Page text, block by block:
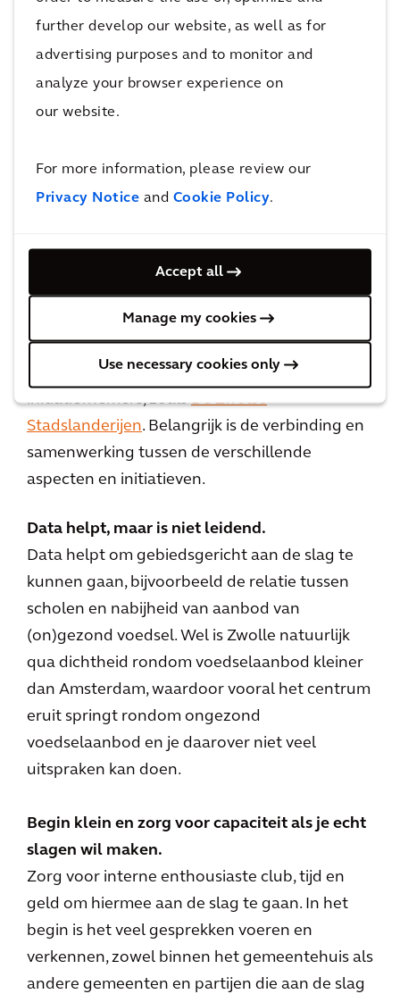
further develop our website, as well as for
advertising purposes and to monitor and
analyze your browser experience on
our website.
For more information, please review our
Privacy Notice and Cookie Policy.
Accept all
Manage my cookies
Use necessary cookies only
educatie tot het maken van gezonde keuzes.
Allemaal onderdelen die kunnen bijdragen aan
het creëren van een gezonde
voedselomgeving. Belangrijk is om het
beeld te brengen. In Zwolle zouden goede
eerste stappen bijvoorbeeld meer
Daarbij gebeurt er ook al veel, zoals het
opnemen van gezondheid als thema in de
omgevingsvisie en het organiseren van
educatie van voedsel. Maar ook buiten het
gemeentehuis gebeurt er al veel door
initiatiefnemers, zoalsDe Zwolse
Stadslanderijen. Belangrijk is de verbinding en
samenwerking tussen de verschillende
aspecten en initiatieven.
Data helpt, maar is niet leidend.
Data helpt om gebiedsgericht aan de slag te
kunnen gaan, bijvoorbeeld de relatie tussen
scholen en nabijheid van aanbod van
(on)gezond voedsel. Wel is Zwolle natuurlijk
qua dichtheid rondom voedselaanbod kleiner
dan Amsterdam, waardoor vooral het centrum
eruit springt rondom ongezond
voedselaanbod en je daarover niet veel
uitspraken kan doen.
Begin klein en zorg voor capaciteit als je echt
slagen wil maken.
Zorg voor interne enthousiaste club, tijd en
geld om hiermee aan de slag te gaan. In het
begin is het veel gesprekken voeren en
verkennen, zowel binnen het gemeentehuis als
andere gemeenten en partijen die aan de slag